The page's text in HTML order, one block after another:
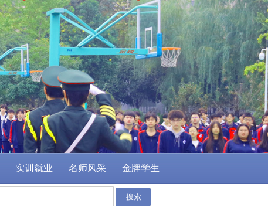
实训就业 名师风采 金牌学生